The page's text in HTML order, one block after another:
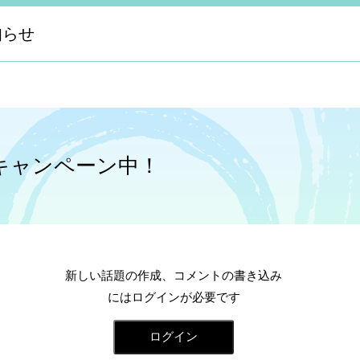
せ
ンペーン中！
新しい話題の作成、コメントの書き込み
にはログインが必要です
ログイン